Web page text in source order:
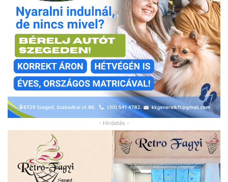
- Hirdetés -